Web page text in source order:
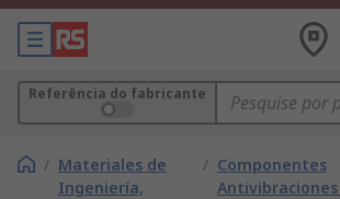
Referência do fabricante
/ Materiales de
Ingeniería,
/ Componentes
Antivibraciones